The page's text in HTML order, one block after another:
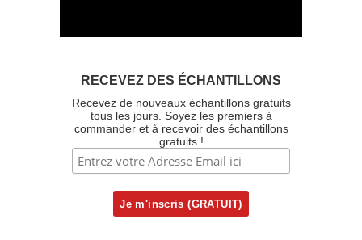
RECEVEZ DES ÉCHANTILLONS
Recevez de nouveaux échantillons gratuits
tous les jours. Soyez les premiers à
commander et à recevoir des échantillons
gratuits !